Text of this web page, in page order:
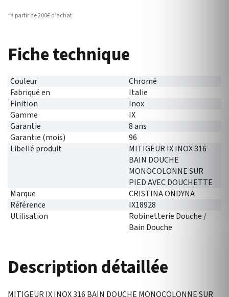
*à partir de 200€ d’achat
Fiche technique
Couleur
Chromé
Fabriqué en
Italie
Finition
Inox
Gamme
IX
Garantie
8 ans
Garantie (mois)
96
Libellé produit
MITIGEUR IX INOX 316
BAIN DOUCHE
MONOCOLONNE SUR
PIED AVEC DOUCHETTE
Marque
CRISTINA ONDYNA
Référence
IX18928
Utilisation
Robinetterie Douche /
Bain Douche
Description détaillée
MITIGEUR IX INOX 316 BAIN DOUCHE MONOCOLONNE SUR